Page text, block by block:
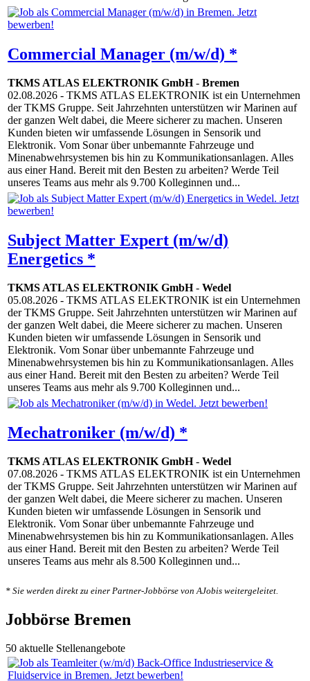
Commercial Manager (m/w/d) *
TKMS ATLAS ELEKTRONIK GmbH- Bremen
02.08.2026 - TKMS ATLAS ELEKTRONIK ist ein Unternehmen
der TKMS Gruppe. Seit Jahrzehnten unterstützen wir Marinen auf
der ganzen Welt dabei, die Meere sicherer zu machen. Unseren
Kunden bieten wir umfassende Lösungen in Sensorik und
Elektronik. Vom Sonar über unbemannte Fahrzeuge und
Minenabwehrsystemen bis hin zu Kommunikationsanlagen. Alles
aus einer Hand. Bereit mit den Besten zu arbeiten? Werde Teil
unseres Teams aus mehr als 9.700 Kolleginnen und...
Subject Matter Expert (m/w/d)
Energetics *
TKMS ATLAS ELEKTRONIK GmbH- Wedel
05.08.2026 - TKMS ATLAS ELEKTRONIK ist ein Unternehmen
der TKMS Gruppe. Seit Jahrzehnten unterstützen wir Marinen auf
der ganzen Welt dabei, die Meere sicherer zu machen. Unseren
Kunden bieten wir umfassende Lösungen in Sensorik und
Elektronik. Vom Sonar über unbemannte Fahrzeuge und
Minenabwehrsystemen bis hin zu Kommunikationsanlagen. Alles
aus einer Hand. Bereit mit den Besten zu arbeiten? Werde Teil
unseres Teams aus mehr als 9.700 Kolleginnen und...
Mechatroniker (m/w/d) *
TKMS ATLAS ELEKTRONIK GmbH- Wedel
07.08.2026 - TKMS ATLAS ELEKTRONIK ist ein Unternehmen
der TKMS Gruppe. Seit Jahrzehnten unterstützen wir Marinen auf
der ganzen Welt dabei, die Meere sicherer zu machen. Unseren
Kunden bieten wir umfassende Lösungen in Sensorik und
Elektronik. Vom Sonar über unbemannte Fahrzeuge und
Minenabwehrsystemen bis hin zu Kommunikationsanlagen. Alles
aus einer Hand. Bereit mit den Besten zu arbeiten? Werde Teil
unseres Teams aus mehr als 8.500 Kolleginnen und...
* Sie werden direkt zu einer Partner-Jobbörse von AJobis weitergeleitet.
Jobbörse Bremen
50 aktuelle Stellenangebote